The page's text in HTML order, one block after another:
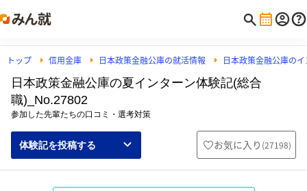
トップ 信用金庫 日本政策金融公庫の就活情報 日本政策金融公庫の
日本政策金融公庫の夏インターン体験記(総合
職)_No.27802
参加した先輩たちの口コミ・選考対策
体験記を投稿する お気に入り (27198)